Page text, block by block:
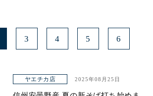
3 4 5 6
ヤエチカ店 2025年08月25日